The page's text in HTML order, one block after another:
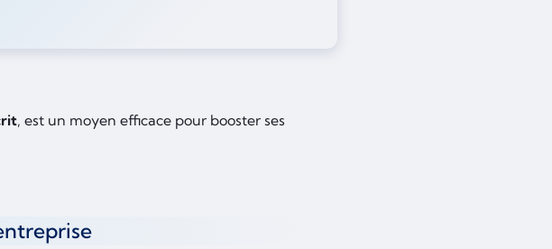
, est un moyen efficace pour booster ses